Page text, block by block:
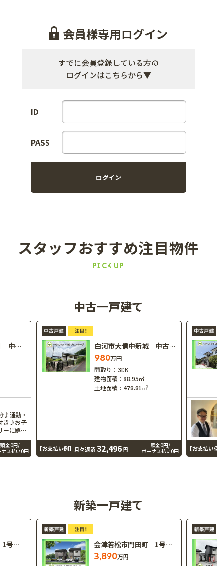
会員様専用ログイン
すでに会員登録している方の
ログインはこちらから▼
ID
PASS
スタッフおすすめ注目物件
PICK UP
中古一戸建て
郡山市備前舘2丁目 中古戸建
♪通勤・
き♪お子
ーに嬉し
住環境
田中学校
頭金0円/
ナス払い0円
白河市大信中新城 中古戸建
980万円
間取り：3DK
建物面積：88.95㎡
土地面積：478.81㎡
【お支払い例】 月々返済32,496円
頭金0円/
ボーナス払い0円
【お支払い
新築一戸建て
会津若松市住吉町 1号棟 G… 会津若松市門田町 1号棟 T
3,890万円